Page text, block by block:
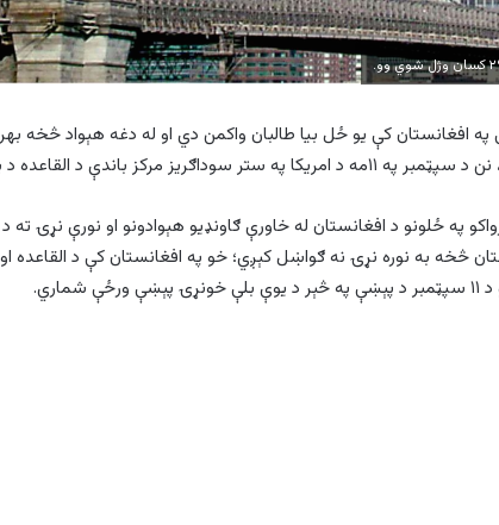
افغانستان کې يو ځل بيا طالبان واکمن دي او له دغه هېواد څخه
مرکز باندې د القاعده د برید ۲۳م کال بشپړ شو.
په ځلونو د افغانستان له خاورې ګاونډيو هېوادونو او نورې نړۍ
څخه به نوره نړۍ نه ګواښل کېږي؛ خو په افغانستان کې د القاعده